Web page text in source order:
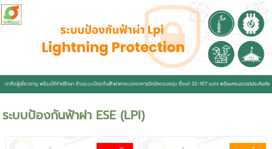
ระบบป้องกันฟ้าผ่า ESE (LPI)